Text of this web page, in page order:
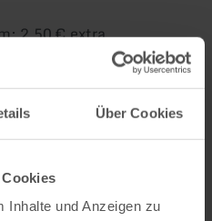
Über Cookies
Inhalte und Anzeigen zu
2,50 € extra